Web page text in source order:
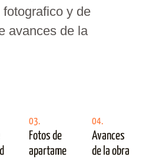
fotografico y de
avances de la
03.
Fotos de
apartame
04.
Avances
de la obra